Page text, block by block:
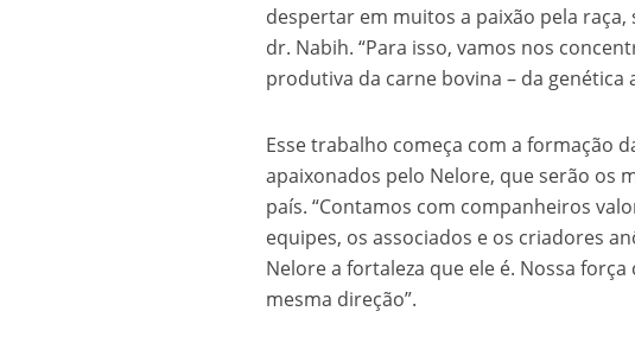
despertar em muitos a paixão pela
dr. Nabih. “Para isso, vamos nos
produtiva da carne bovina – da genética
Esse trabalho começa com a formação
apaixonados pelo Nelore, que serão os
país. “Contamos com companheiros
equipes, os associados e os criadores
Nelore a fortaleza que ele é. Nossa
mesma direção”.